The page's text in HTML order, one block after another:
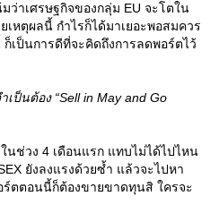
ว่าเศรษฐกิจของกลุ่ม EU จะโตใน
เหตุผลนี้ กำไรก็ได้มาเยอะพอสมควร
ป็นการดีที่จะคิดถึงการลดพอร์ตไว้
ป็นต้อง “Sell in May and Go
นช่วง 4 เดือนแรก แทบไม่ได้ไปไหน
ยังลงแรงด้วยซ้ำ แล้วจะไปหา
ร์ตตอนนี้ก็ต้องขายขาดทุนสิ ใครจะ